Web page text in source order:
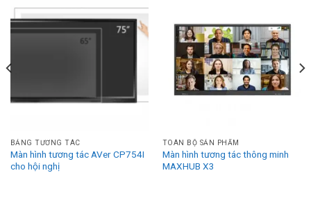
BẢNG TƯƠNG TÁC
Màn hình tương tác AVer CP754I
cho hội nghị
TOÀN BỘ SẢN PHẨM
Màn hình tương tác thông minh
MAXHUB X3